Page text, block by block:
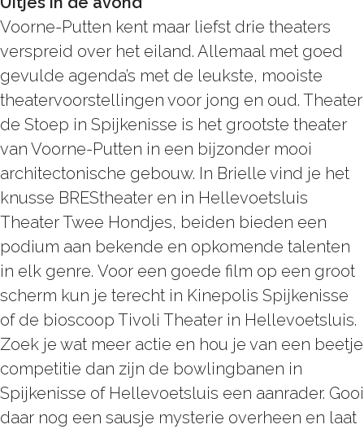
Voorne-Putten kent maar liefst drie theaters
verspreid over het eiland. Allemaal met goed
gevulde agenda’s met de leukste, mooiste
theatervoorstellingen voor jong en oud. Theater
de Stoep in Spijkenisse is het grootste theater
van Voorne-Putten in een bijzonder mooi
architectonische gebouw. In Brielle vind je het
knusse BREStheater en in Hellevoetsluis
Theater Twee Hondjes, beiden bieden een
podium aan bekende en opkomende talenten
in elk genre. Voor een goede film op een groot
scherm kun je terecht in Kinepolis Spijkenisse
of de bioscoop Tivoli Theater in Hellevoetsluis.
Zoek je wat meer actie en hou je van een beetje
competitie dan zijn de bowlingbanen in
Spijkenisse of Hellevoetsluis een aanrader. Gooi
daar nog een sausje mysterie overheen en laat